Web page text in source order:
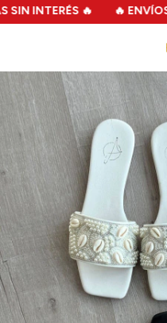
INTERÉS 🔥 🔥 ENVÍOS